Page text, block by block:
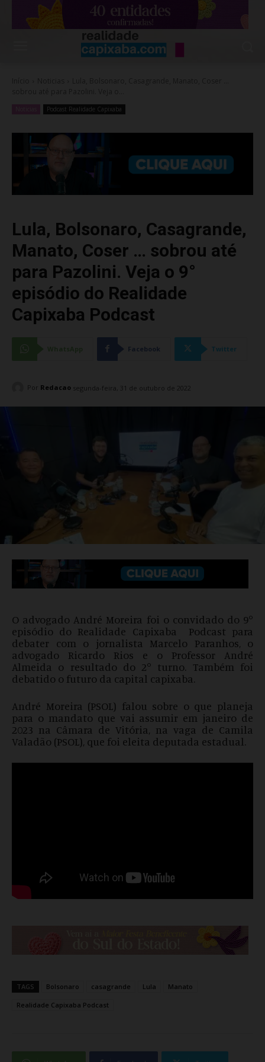
Podcast Realidade Capixaba
Lula, Bolsonaro, Casagrande,
Manato, Coser … sobrou até
para Pazolini. Veja o 9°
episódio do Realidade
Capixaba Podcast
Facebook Twitter
Por Redacao segunda-feira, 31 de outubro de 2022
O advogado André Moreira foi o convidado do 9°
episódio do Realidade Capixaba Podcast para
debater com o jornalista Marcelo Paranhos, o
advogado Ricardo Rios e o Professor André
Almeida o resultado do 2° turno. Também foi
debatido o futuro da capital capixaba.
André Moreira (PSOL) falou sobre o que planeja
para o mandato que vai assumir em janeiro de
2023 na Câmara de Vitória, na vaga de Camila
Valadão (PSOL), que foi eleita deputada estadual.
TAGS Bolsonaro casagrande Lula Manato
Realidade Capixaba Podcast